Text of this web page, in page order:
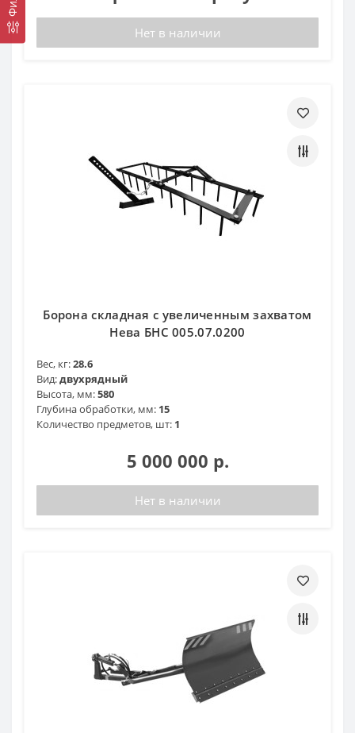
Нет в наличии
Борона складная с увеличенным захватом
Нева БНС 005.07.0200
Вес, кг:28.6
Вид:двухрядный
Высота, мм:580
Глубина обработки, мм: 15
Количество предметов, шт: 1
5 000 000 р.
Нет в наличии